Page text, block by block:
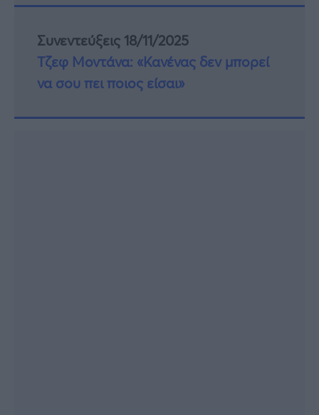
Συνεντεύξεις 18/11/2025
Τζεφ Μοντάνα: «Κανένας δεν μπορεί
να σου πει ποιος είσαι»